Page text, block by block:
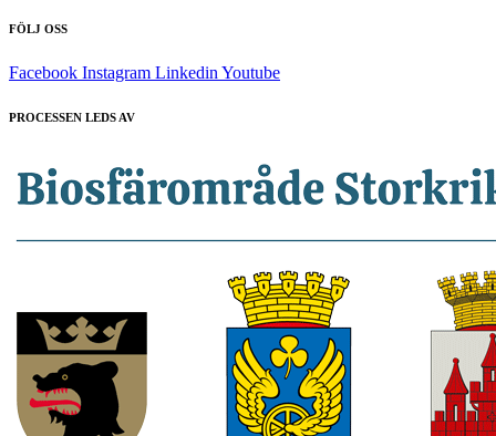
FÖLJ OSS
Facebook Instagram Linkedin Youtube
PROCESSEN LEDS AV